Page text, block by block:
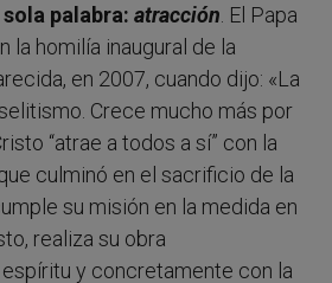
palabra: atracción . El Papa
la homilía inaugural de la
en 2007, cuando dijo: «La
Crece mucho más por
“atrae a todos a sí” con la
culminó en el sacrificio de la
su misión en la medida en
realiza su obra
y concretamente con la